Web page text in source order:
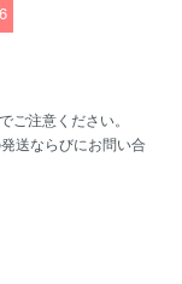
ご注意ください。
送ならびにお問い合